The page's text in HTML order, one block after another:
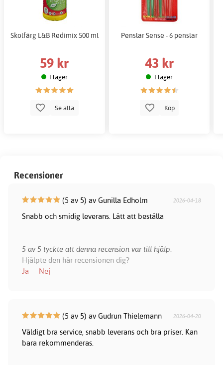
Skolfärg L&B Redimix 500 ml
59 kr
I lager
Se alla
Penslar Sense - 6 penslar
43 kr
I lager
Köp
Recensioner
(5 av 5) av Gunilla Edholm 2026-04-18
Snabb och smidig leverans. Lätt att beställa
5 av 5 tyckte att denna recension var till hjälp.
Hjälpte den här recensionen dig?
Ja
Nej
(5 av 5) av Gudrun Thielemann 2026-04-20
Väldigt bra service, snabb leverans och bra priser. Kan
bara rekommenderas.